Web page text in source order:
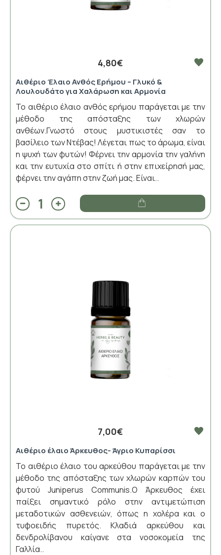
4,80€
Αιθέριο Έλαιο Ανθός Ερήμου – Γλυκό &
Λουλουδάτο για Χαλάρωση και Αρμονία
Το αιθέριο έλαιο ανθός ερήμου παράγεται με την
μέθοδο της απόσταξης των χλωρών
ανθέων.Γνωστό στους μυστικιστές σαν το
βασίλειο των Ντέβας! Λέγεται πως το άρωμα, είναι
η ψυχή των φυτών! Φέρνει την αρμονία την γαλήνη
και την ευτυχία στο σπίτι ή στην επιχείρησή μας,
φέρνει την αγάπη στην ζωή μας. Είναι..
7,00€
Αιθέριο έλαιο Άρκευθος- Άγριο Κυπαρίσσι
Το αιθέριο έλαιο του αρκεύθου παράγεται με την
μέθοδο της απόσταξης των χλωρών καρπών του
φυτού Juniperus Communis.Ο Άρκευθος έχει
παίξει σημαντικό ρόλο στην αντιμετώπιση
μεταδοτικών ασθενειών, όπως η χολέρα και ο
τυφοειδής πυρετός. Κλαδιά αρκεύθου και
δενδρολίβανου καίγανε στα νοσοκομεία της
Γαλλία..